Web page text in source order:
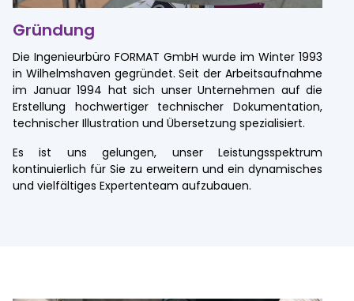
Gründung
Die Ingenieurbüro FORMAT GmbH wurde im Winter 1993
in Wilhelmshaven gegründet. Seit der Arbeitsaufnahme
im Januar 1994 hat sich unser Unternehmen auf die
Erstellung hochwertiger technischer Dokumentation,
technischer Illustration und Übersetzung spezialisiert.
Es ist uns gelungen, unser Leistungsspektrum
kontinuierlich für Sie zu erweitern und ein dynamisches
und vielfältiges Expertenteam aufzubauen.